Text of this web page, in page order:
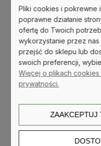
prowadzisz.
biznesem przyda Ci
społecznym i
podczas rozmów
partnerskich,
przy rozmowach
w trakcie
jak auto czy
gdy będzie Ci
np. podwyżki w
stanowiska,
Pliki cookies i pokrewne
poprawne działanie
ofertę do Twoich
wykorzystanie przez
przejść do sklepu lub
swoich preferencji,
Więcej o plikach
prywatności.
ZAAKCEPTUJ